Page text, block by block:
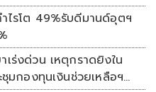
ไรโต 49%รับดีมานด์อุตฯ
ร่งด่วน เหตุกราดยิงใน
ชุมกองทุนเงินช่วยเหลือฯ